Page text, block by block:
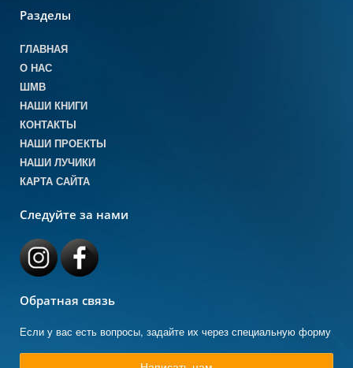
Разделы
ГЛАВНАЯ
О НАС
ШМВ
НАШИ КНИГИ
КОНТАКТЫ
НАШИ ПРОЕКТЫ
НАШИ ЛУЧИКИ
КАРТА САЙТА
Следуйте за нами
Обратная связь
Если у вас есть вопросы, задайте их через специальную форму